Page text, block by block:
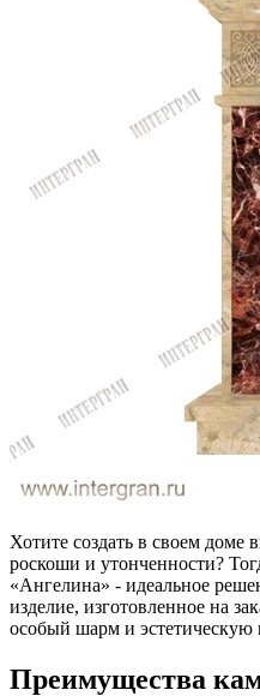
Хотите создать в своем
роскоши и утонченности?
«Ангелина» - идеальное
изделие, изготовленное на
особый шарм и эстетическую
Преимущества